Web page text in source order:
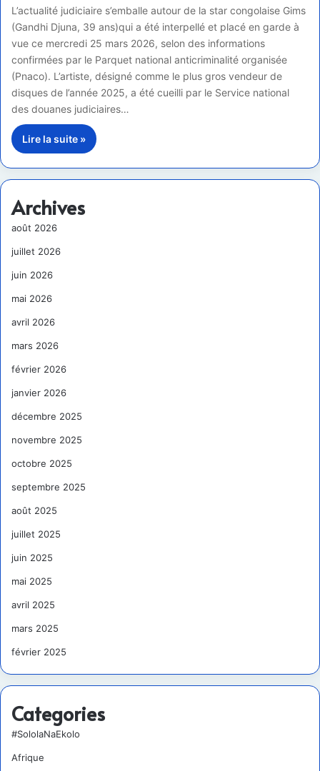
L’actualité judiciaire s’emballe autour de la star congolaise Gims
(Gandhi Djuna, 39 ans)qui a été interpellé et placé en garde à
vue ce mercredi 25 mars 2026, selon des informations
confirmées par le Parquet national anticriminalité organisée
(Pnaco). L’artiste, désigné comme le plus gros vendeur de
disques de l’année 2025, a été cueilli par le Service national
des douanes judiciaires…
Lire la suite »
Archives
août 2026
juillet 2026
juin 2026
mai 2026
avril 2026
mars 2026
février 2026
janvier 2026
décembre 2025
novembre 2025
octobre 2025
septembre 2025
août 2025
juillet 2025
juin 2025
mai 2025
avril 2025
mars 2025
février 2025
Categories
#SololaNaEkolo
Afrique